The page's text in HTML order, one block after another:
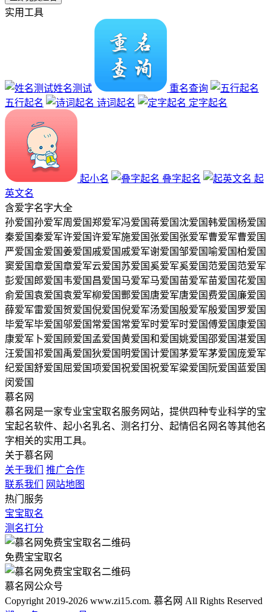
实用工具
姓名测试
重名查询
五行起名
诗词起名 定字起名
起小名 叠字起名
起
英文名
含爱字名字大全
孙爱国孙爱军周爱国郑爱军冯爱国蒋爱国 沈爱国韩爱国杨爱国
秦爱国秦爱军许爱国许爱军施爱国 张爱国 张爱军曹爱军曹爱国
严爱国金爱国姜爱国 戚爱国 戚爱军谢爱国邹爱国 喻爱国柏爱国
窦爱国章爱国章爱军云爱国 苏爱国 奚爱军奚爱国 范爱国 范爱军
彭爱国 郎爱国 韦爱国 昌爱国 马爱军马爱国苗爱军苗爱国 花爱国
俞爱国袁爱国袁爱军柳爱国酆爱国 唐爱军唐爱国 费爱国 廉爱国
薛爱军雷爱国贺爱国倪爱国倪爱军汤爱国 殷爱军殷爱国 罗爱国
毕爱军毕爱国邬爱国 常爱国 常爱军时爱军时爱国傅爱国 康爱国
康爱军 卜爱国 顾爱国 孟爱国黄爱国和爱国姚爱国邵爱国湛爱国
汪爱国祁爱国 禹爱国狄爱国 明爱国计爱国茅爱军茅爱国 庞爱军
纪爱国舒爱国 屈爱国项爱国祝爱国祝爱军粱爱国 阮爱国 蓝爱国
闵爱国
慕名网
慕名网是一家专业宝宝取名服务网站，提供四种专业科学的宝
宝起名软件、起小名乳名、测名打分、起情侣名网名等其他名
字相关的实用工具。
关于慕名网
关于我们
推广合作
联系我们
网站地图
热门服务
宝宝取名
测名打分
免费宝宝取名
慕名网公众号
Copyright 2019-2026 www.zi15.com. 慕名网 All Rights Reserved